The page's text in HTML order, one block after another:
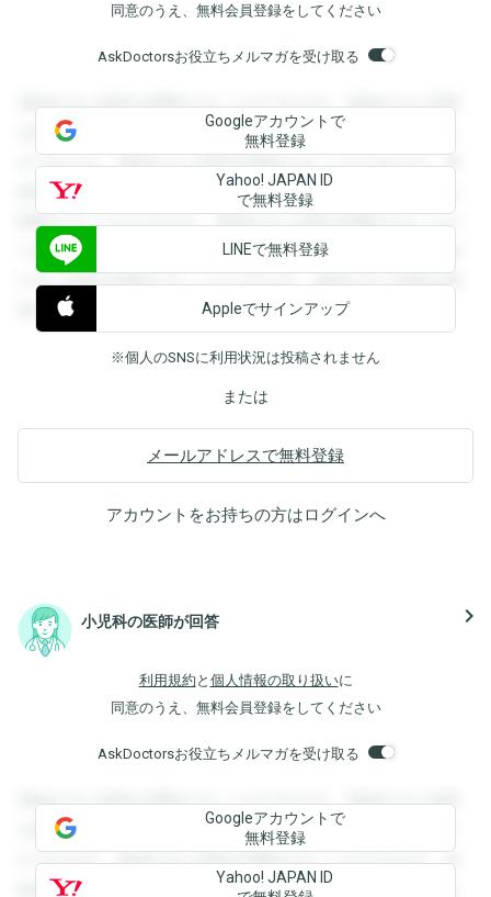
同意のうえ、無料会員登録をしてください
AskDoctorsお役立ちメルマガを受け取る
登録すると回答を閲覧することができます。登録すると回答
を閲覧することができます。登録すると回答を閲覧すること
ができます。登録すると回答を閲覧することができます。登
録すると回答を閲覧することができます。登録すると回答を
閲覧することができます。登録すると回答を閲覧することが
できます。登録すると回答を閲覧することができます。登録
すると回答を閲覧することができます。登録すると回答を閲
覧することができます。
Googleアカウントで
無料登録
Yahoo! JAPAN ID
で無料登録
LINEで無料登録
Appleでサインアップ
※個人のSNSに利用状況は投稿されません
または
メールアドレスで無料登録
アカウントをお持ちの方はログインへ
小児科の医師が回答 navigate_next
利用規約 と 個人情報の取り扱いに
同意のうえ、無料会員登録をしてください
AskDoctorsお役立ちメルマガを受け取る
登録すると回答を閲覧することができます。登録すると回答
を閲覧することができます。登録すると回答を閲覧すること
ができます。登録すると回答を閲覧することができます。登
録すると回答を閲覧することができます。登録すると回答を
Googleアカウントで
無料登録
Yahoo! JAPAN ID